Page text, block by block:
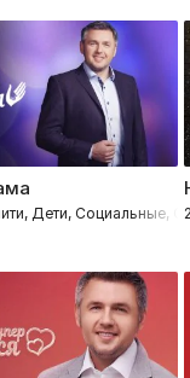
Дети, Социальные,